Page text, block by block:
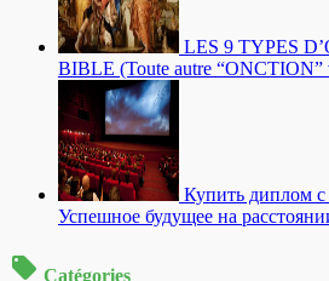
LES 9 TYPES
BIBLE (Toute autre “ONCTION”
Купить диплом с
Успешное будущее на
Catégories